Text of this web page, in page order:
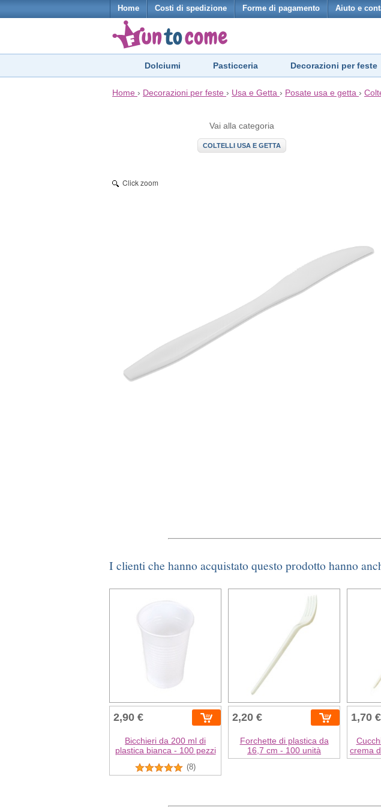
Home Costi di spedizione Forme di pagamento Aiuto e
Dolciumi Pasticceria Decorazioni per feste
Home › Decorazioni per feste › Usa e Getta › Posate usa e getta ›
Vai alla categoria
COLTELLI USA E GETTA
Click zoom
I clienti che hanno acquistato questo prodotto hanno
2,90 €
Bicchieri da 200 ml di
plastica bianca - 100 pezzi
(8)
2,20 €
Forchette di plastica da
16,7 cm - 100 unità
1,70 €
crema